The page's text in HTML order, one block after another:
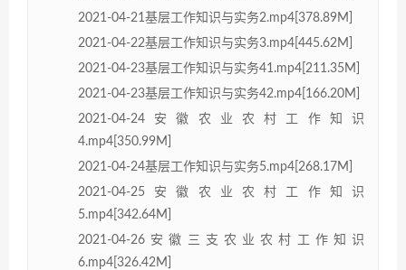
2021-04-21基层工作知识与实务2.mp4[378.89M]
2021-04-22基层工作知识与实务3.mp4[445.62M]
2021-04-23基层工作知识与实务41.mp4[211.35M]
2021-04-23基层工作知识与实务42.mp4[166.20M]
2021-04-24安徽农业农村工作知识
4.mp4[350.99M]
2021-04-24基层工作知识与实务5.mp4[268.17M]
2021-04-25安徽农业农村工作知识
5.mp4[342.64M]
2021-04-26安徽三支农业农村工作知识
6.mp4[326.42M]